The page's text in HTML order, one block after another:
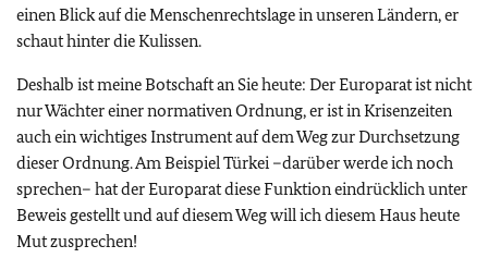
einen Blick auf die Menschenrechtslage in unseren Ländern, er
schaut hinter die Kulissen.
Deshalb ist meine Botschaft an Sie heute: Der Europarat ist nicht
nur Wächter einer normativen Ordnung, er ist in Krisenzeiten
auch ein wichtiges Instrument auf dem Weg zur Durchsetzung
dieser Ordnung. Am Beispiel Türkei –darüber werde ich noch
sprechen– hat der Europarat diese Funktion eindrücklich unter
Beweis gestellt und auf diesem Weg will ich diesem Haus heute
Mut zusprechen!